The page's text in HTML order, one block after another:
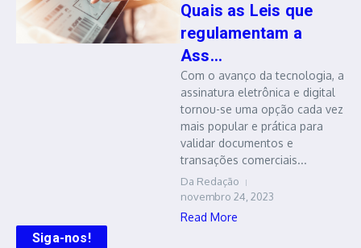
Quais as Leis que
regulamentam a
Ass...
Com o avanço da tecnologia, a
assinatura eletrônica e digital
tornou-se uma opção cada vez
mais popular e prática para
validar documentos e
transações comerciais...
Da Redação
novembro 24, 2023
Read More
Siga-nos!